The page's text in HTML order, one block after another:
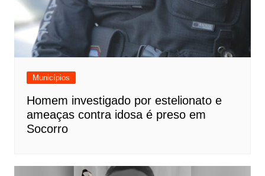
Municípios
Homem investigado por estelionato e
ameaças contra idosa é preso em
Socorro